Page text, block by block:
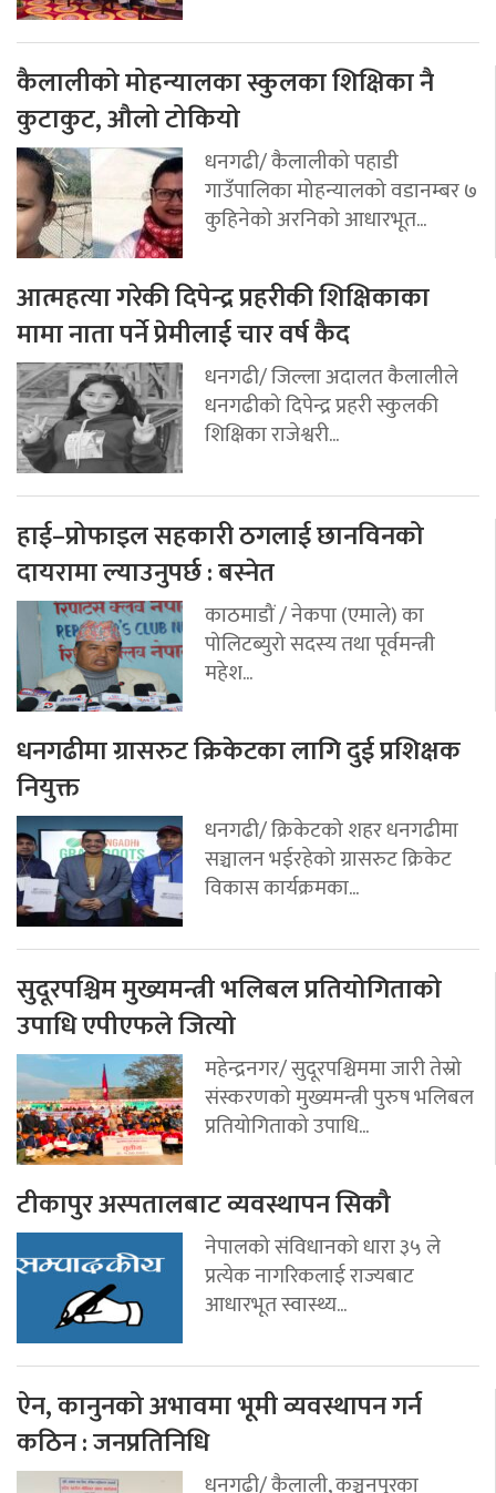
कैलालीको मोहन्यालका स्कुलका शिक्षिका नै
कुटाकुट, औलो टोकियो
धनगढी/ कैलालीको पहाडी
गाउँपालिका मोहन्यालको वडानम्बर ७
कुहिनेको अरनिको आधारभूत...
आत्महत्या गरेकी दिपेन्द्र प्रहरीकी शिक्षिकाका
मामा नाता पर्ने प्रेमीलाई चार वर्ष कैद
धनगढी/ जिल्ला अदालत कैलालीले
धनगढीको दिपेन्द्र प्रहरी स्कुलकी
शिक्षिका राजेश्वरी...
हाई–प्रोफाइल सहकारी ठगलाई छानविनको
दायरामा ल्याउनुपर्छ : बस्नेत
काठमाडौं / नेकपा (एमाले) का
पोलिटब्युरो सदस्य तथा पूर्वमन्त्री
महेश...
धनगढीमा ग्रासरुट क्रिकेटका लागि दुई प्रशिक्षक
नियुक्त
धनगढी/ क्रिकेटको शहर धनगढीमा
सञ्चालन भईरहेको ग्रासरुट क्रिकेट
विकास कार्यक्रमका...
सुदूरपश्चिम मुख्यमन्त्री भलिबल प्रतियोगिताको
उपाधि एपीएफले जित्यो
महेन्द्रनगर/ सुदूरपश्चिममा जारी तेस्रो
संस्करणको मुख्यमन्त्री पुरुष भलिबल
प्रतियोगिताको उपाधि...
टीकापुर अस्पतालबाट व्यवस्थापन सिकौ
नेपालको संविधानको धारा ३५ ले
प्रत्येक नागरिकलाई राज्यबाट
आधारभूत स्वास्थ्य...
ऐन, कानुनको अभावमा भूमी व्यवस्थापन गर्न
कठिन : जनप्रतिनिधि
धनगढी/ कैलाली, कञ्चनपुरका